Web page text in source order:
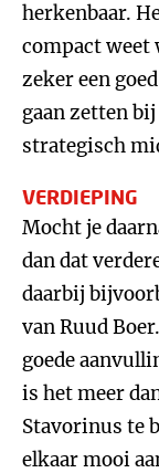
herkenbaar.
compact weet
zeker een
gaan zetten
strategisch
VERDIEPING
Mocht je
dan dat
daarbij
van Ruud
goede
is het meer
Stavorinus te
elkaar mooi